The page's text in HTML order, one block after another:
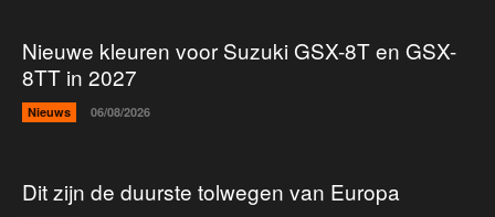
Nieuwe kleuren voor Suzuki GSX-8T en GSX-
8TT in 2027
Nieuws 06/08/2026
Dit zijn de duurste tolwegen van Europa